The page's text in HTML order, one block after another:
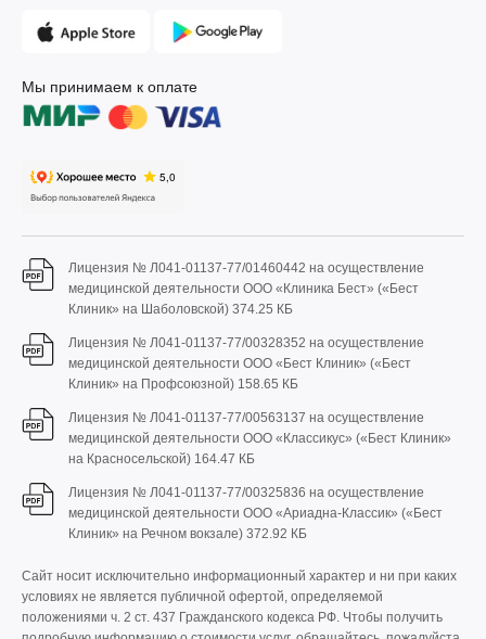
Мы принимаем к оплате
Лицензия № Л041-01137-77/01460442 на осуществление
медицинской деятельности ООО «Клиника Бест» («Бест
Клиник» на Шаболовской) 374.25 КБ
Лицензия № Л041-01137-77/00328352 на осуществление
медицинской деятельности ООО «Бест Клиник» («Бест
Клиник» на Профсоюзной) 158.65 КБ
Лицензия № Л041-01137-77/00563137 на осуществление
медицинской деятельности ООО «Классикус» («Бест Клиник»
на Красносельской) 164.47 КБ
Лицензия № Л041-01137-77/00325836 на осуществление
медицинской деятельности ООО «Ариадна-Классик» («Бест
Клиник» на Речном вокзале) 372.92 КБ
Сайт носит исключительно информационный характер и ни при каких
условиях не является публичной офертой, определяемой
положениями ч. 2 ст. 437 Гражданского кодекса РФ. Чтобы получить